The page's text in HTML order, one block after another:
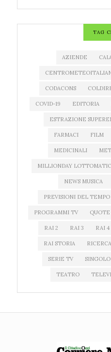
TAG
AZIENDE
CODACONS
COVID-19 EDITORIA
ESTRAZIONE
FARMACI FILM
MEDICINALI
MILLIONDAY
NEWS MUSICA
PREVISIONI DEL TEMPO
PROGRAMMI TV
RAI 2 RAI 3 RAI 4
RAI STORIA
SERIE TV SINGOLO
TEATRO